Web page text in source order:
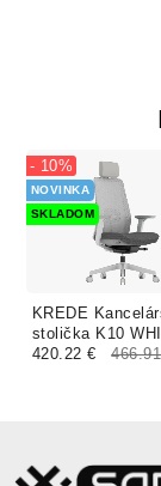
KREDE
stolička K10
šedá
NOVINKA
SKLADOM
- 10%
420.22 €